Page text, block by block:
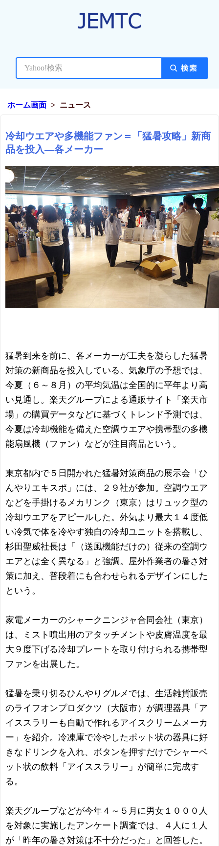
ホーム画面 ニュース
冷却ウエアや多機能ファン＝「猛暑攻略」新商
品を投入―各メーカー
猛暑到来を前に、各メーカーが工夫を凝らした猛暑
対策の新商品を投入している。気象庁の予想では、
今夏（６～８月）の平均気温は全国的に平年より高
い見通し。楽天グループによる通販サイト「楽天市
場」の購買データなどに基づくトレンド予測では、
今夏は冷却機能を備えた空調ウエアや携帯型の多機
能扇風機（ファン）などが注目商品という。
東京都内で５日開かれた猛暑対策商品の展示会「ひ
んやりエキスポ」には、２９社が参加。空調ウエア
などを手掛けるメカリンク（東京）はリュック型の
冷却ウエアをアピールした。外気より最大１４度低
い冷気で体を冷やす独自の冷却ユニットを搭載し、
杉田聖威社長は「（送風機能だけの）従来の空調ウ
エアとは全く異なる」と強調。屋外作業者の暑さ対
策に加え、普段着にも合わせられるデザインにした
という。
家電メーカーのシャークニンジャ合同会社（東京）
は、ミスト噴出用のアタッチメントや皮膚温度を最
大９度下げる冷却プレートを取り付けられる携帯型
ファンを出展した。
猛暑を乗り切るひんやりグルメでは、生活雑貨販売
のライフオンプロダクツ（大阪市）が調理器具「ア
イススラリーも自動で作れるアイスクリームメーカ
ー」を紹介。冷凍庫で冷やしたポット状の器具に好
きなドリンクを入れ、ボタンを押すだけでシャーベ
ット状の飲料「アイススラリー」が簡単に完成す
る。
楽天グループなどが今年４～５月に男女１０００人
を対象に実施したアンケート調査では、４人に１人
が「昨年の暑さ対策は不十分だった」と回答した。